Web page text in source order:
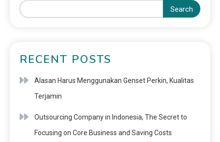
Search
RECENT POSTS
Alasan Harus Menggunakan Genset Perkin, Kualitas
Terjamin
Outsourcing Company in Indonesia, The Secret to
Focusing on Core Business and Saving Costs